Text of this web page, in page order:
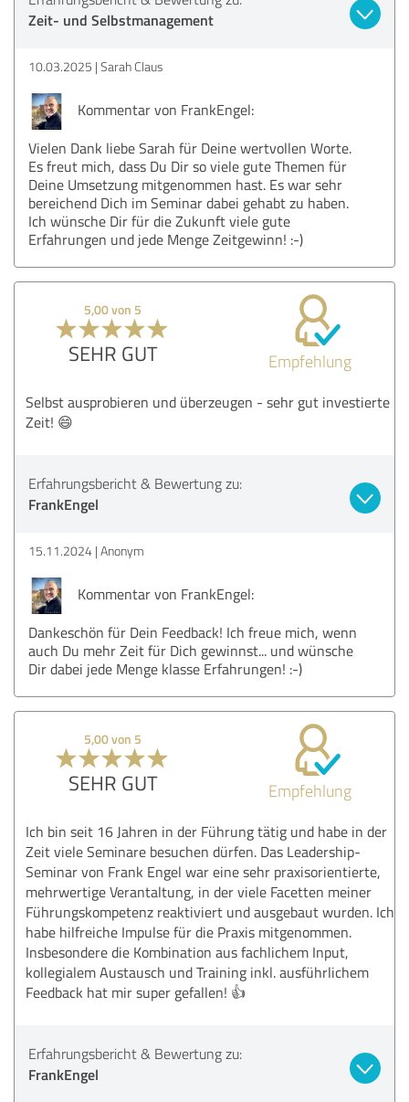
Zeit- und Selbstmanagement
10.03.2025 Sarah Claus
Kommentar von FrankEngel:
Vielen Dank liebe Sarah für Deine wertvollen Worte.
Es freut mich, dass Du Dir so viele gute Themen für
Deine Umsetzung mitgenommen hast. Es war sehr
bereichend Dich im Seminar dabei gehabt zu haben.
Ich wünsche Dir für die Zukunft viele gute
Erfahrungen und jede Menge Zeitgewinn! :-)
5,00 von 5
SEHR GUT Empfehlung
Selbst ausprobieren und überzeugen - sehr gut investierte
Zeit! 😄
Erfahrungsbericht & Bewertung zu:
FrankEngel
15.11.2024 Anonym
Kommentar von FrankEngel:
Dankeschön für Dein Feedback! Ich freue mich, wenn
auch Du mehr Zeit für Dich gewinnst... und wünsche
Dir dabei jede Menge klasse Erfahrungen! :-)
5,00 von 5
SEHR GUT Empfehlung
Ich bin seit 16 Jahren in der Führung tätig und habe in der
Zeit viele Seminare besuchen dürfen. Das Leadership-
Seminar von Frank Engel war eine sehr praxisorientierte,
mehrwertige Verantaltung, in der viele Facetten meiner
Führungskompetenz reaktiviert und ausgebaut wurden. Ich
habe hilfreiche Impulse für die Praxis mitgenommen.
Insbesondere die Kombination aus fachlichem Input,
kollegialem Austausch und Training inkl. ausführlichem
Feedback hat mir super gefallen! 👍
Erfahrungsbericht & Bewertung zu:
FrankEngel